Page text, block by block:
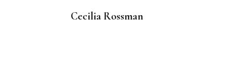
Cecilia Rossman